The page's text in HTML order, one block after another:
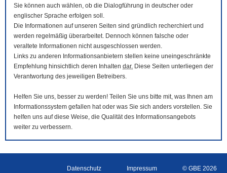
Sie können auch wählen, ob die Dialogführung in deutscher oder
englischer Sprache erfolgen soll.
Die Informationen auf unseren Seiten sind gründlich recherchiert und
werden regelmäßig überarbeitet. Dennoch können falsche oder
veraltete Informationen nicht ausgeschlossen werden.
Links zu anderen Informationsanbietern stellen keine uneingeschränkte
Empfehlung hinsichtlich deren Inhalten dar. Diese Seiten unterliegen der
Verantwortung des jeweiligen Betreibers.
Helfen Sie uns, besser zu werden! Teilen Sie uns bitte mit, was Ihnen am
Informationssystem gefallen hat oder was Sie sich anders vorstellen. Sie
helfen uns auf diese Weise, die Qualität des Informationsangebots
weiter zu verbessern.
Datenschutz Impressum © GBE 2026